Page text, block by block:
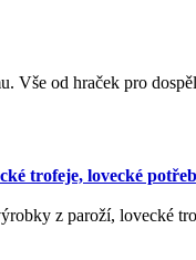
Vše od hraček pro
trofeje, lovecké
z paroží, lovecké